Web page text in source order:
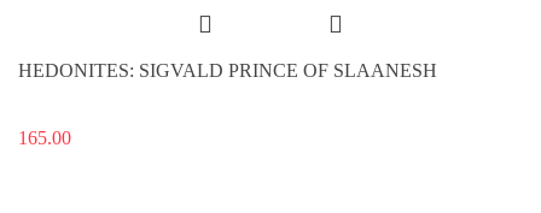
HEDONITES: SIGVALD PRINCE OF SLAANESH
165.00